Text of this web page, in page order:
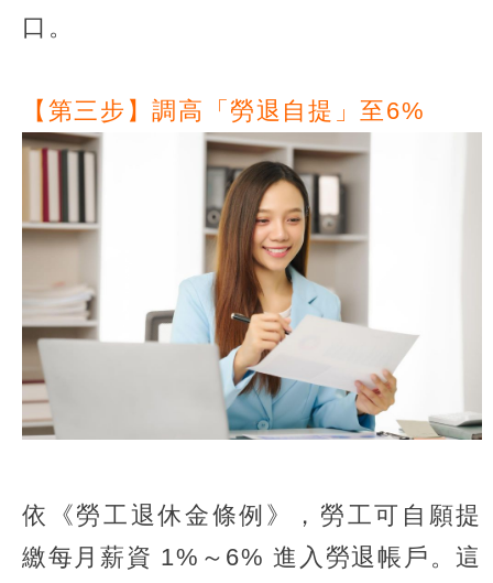
口。
【第三步】調高「勞退自提」至6%
依《勞工退休金條例》，勞工可自願提
繳每月薪資 1%～6% 進入勞退帳戶。這